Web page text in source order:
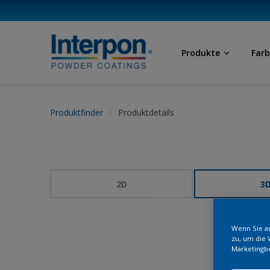
Produkte
Produktfinder Produktdetails
2D 3D
Wenn Sie
zu, um die